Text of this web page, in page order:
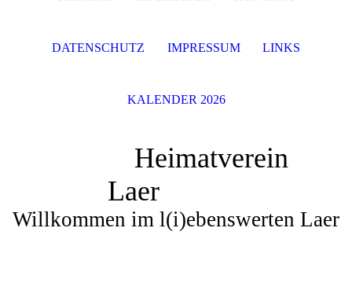
Heimatverein
Laer
Willkommen im l(i)ebenswerten Laer
DATENSCHUTZ IMPRESSUM LINKS
KALENDER 2026